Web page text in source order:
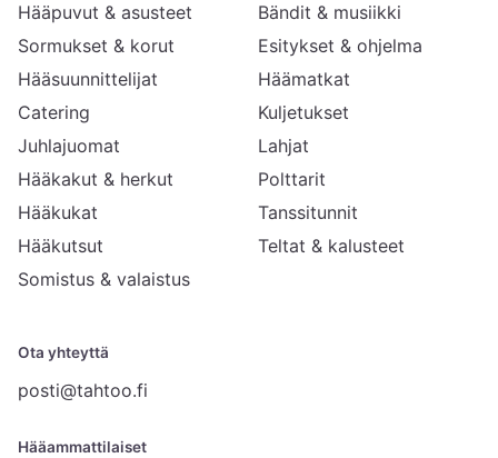
Ota yhteyttä
posti@tahtoo.fi
Hääammattilaiset
Hääpuvut & asusteet
Sormukset & korut
Hääsuunnittelijat
Catering
Juhlajuomat
Hääkakut & herkut
Hääkukat
Hääkutsut
Somistus & valaistus
Bändit & musiikki
Esitykset & ohjelma
Häämatkat
Kuljetukset
Lahjat
Polttarit
Tanssitunnit
Teltat & kalusteet